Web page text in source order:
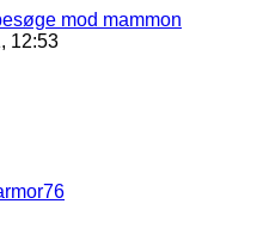
mod mammon
12:53